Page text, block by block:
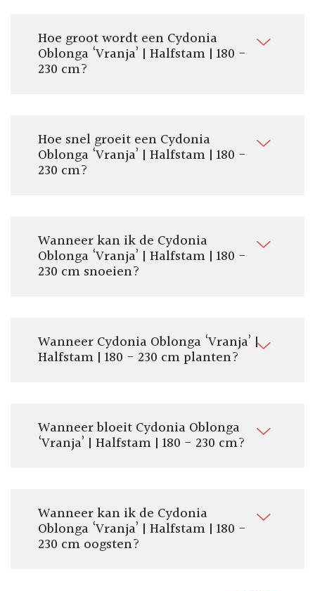
Halfstam
Stamomtrek:
11-14 cm
Hoe groot wordt een Cydonia
Oblonga ‘Vranja’ | Halfstam | 180 -
230 cm?
Hoe snel groeit een Cydonia
Oblonga ‘Vranja’ | Halfstam | 180 -
230 cm?
Wanneer kan ik de Cydonia
Oblonga ‘Vranja’ | Halfstam | 180 -
230 cm snoeien?
Wanneer Cydonia Oblonga ‘Vranja’ |
Halfstam | 180 - 230 cm planten?
Wanneer bloeit Cydonia Oblonga
‘Vranja’ | Halfstam | 180 - 230 cm?
Wanneer kan ik de Cydonia
Oblonga ‘Vranja’ | Halfstam | 180 -
230 cm oogsten?